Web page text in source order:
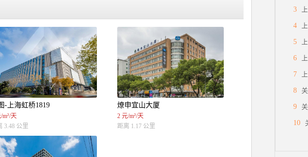
-上海虹桥1819
m²/天
3.48 公里
燎申宜山大厦
2 元/m²/天
距离 1.17 公里
3 上
4 上
5 上
6 上
7
8 关
9 关于
10